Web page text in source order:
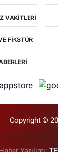
VAKITLERI
FIKSTÜR
Copyright ©